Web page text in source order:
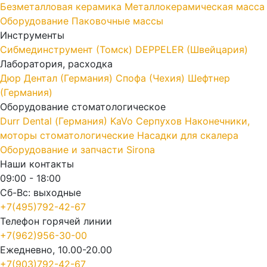
Безметалловая керамика Металлокерамическая масса
Оборудование Паковочные массы
Инструменты
Cибмединструмент (Томск) DEPPELER (Швейцария)
Лаборатория, расходка
Дюр Дентал (Германия) Спофа (Чехия) Шефтнер
(Германия)
Оборудование стоматологическое
Durr Dental (Германия) KaVo Серпухов Наконечники,
моторы стоматологические Насадки для скалера
Оборудование и запчасти Sirona
Наши контакты
09:00 - 18:00
Сб-Вс: выходные
+7(495)792-42-67
Телефон горячей линии
+7(962)956-30-00
Ежедневно, 10.00-20.00
+7(903)792-42-67